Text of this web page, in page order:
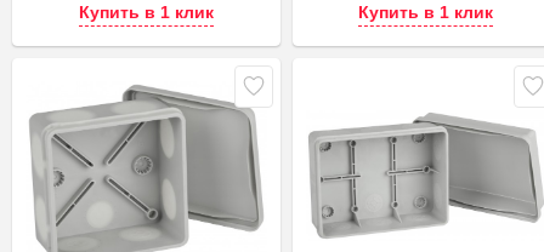
Купить в 1 клик Купить в 1 клик